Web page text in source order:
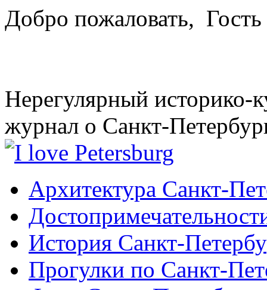
Добро пожаловать, Гость
Нерегулярный историко-
журнал о Санкт-
Архитектура Санкт-
История Санкт-
Прогулки по Санкт-